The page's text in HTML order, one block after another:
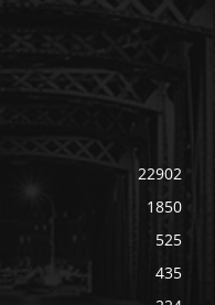
22902
1850
525
435